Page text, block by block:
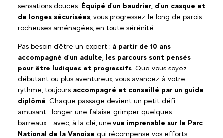
sensations douces. Équipé d'un baudrier, d'un casque et
de longes sécurisées , vous progressez le long de parois
rocheuses aménagées, en toute sérénité.
Pas besoin d'être un expert : à partir de 10 ans
accompagné d'un adulte, les parcours sont pensés
pour être ludiques et progressifs . Que vous soyez
débutant ou plus aventureux, vous avancez à votre
rythme, toujours accompagné et conseillé par un guide
diplômé . Chaque passage devient un petit défi
amusant : longer une falaise, grimper quelques
barreaux... avec, à la clé, une vue imprenable sur le Parc
National de la Vanoise qui récompense vos efforts.